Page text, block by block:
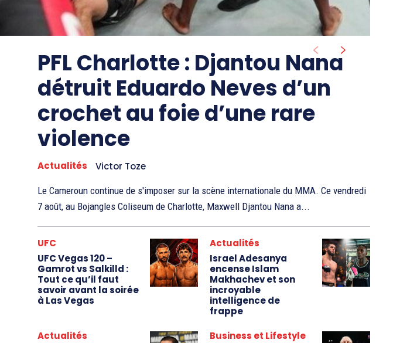
PFL Charlotte : Djantou Nana
détruit Eduardo Neves d’un
crochet au foie d’une rare
violence
Actualités Victor Toze
Le Cameroun continue de s'imposer sur la scène internationale du MMA. Ce vendredi
7 août, au Bojangles Coliseum de Charlotte, Maxwell Djantou Nana a...
UFC
UFC Vegas 120 –
Gamrot vs Salkilld :
Tout ce qu’il faut
savoir avant la soirée
à Las Vegas
Actualités
Israel Adesanya
encense Islam
Makhachev et son
incroyable
intelligence de
frappe
Actualités
Business et Lifestyle